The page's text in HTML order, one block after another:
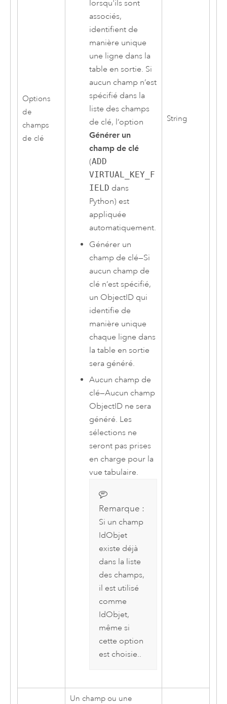
Options
de
champs
de clé
lorsqu'ils sont
associés,
identifient de
manière unique
une ligne dans la
table en sortie. Si
aucun champ n’est
spécifié dans la
liste des champs
de clé, l’option
Générer un
champ de clé
(ADD
VIRTUAL_KEY_F
IELD dans
Python) est
appliquée
automatiquement.
Générer un
champ de clé—Si
aucun champ de
clé n’est spécifié,
un ObjectID qui
identifie de
manière unique
chaque ligne dans
la table en sortie
sera généré.
Aucun champ de
clé—Aucun champ
ObjectID ne sera
généré. Les
sélections ne
seront pas prises
en charge pour la
vue tabulaire.
Remarque :
Si un champ
IdObjet
existe déjà
dans la liste
des champs,
il est utilisé
comme
IdObjet,
même si
cette option
est choisie..
String
Un champ ou une